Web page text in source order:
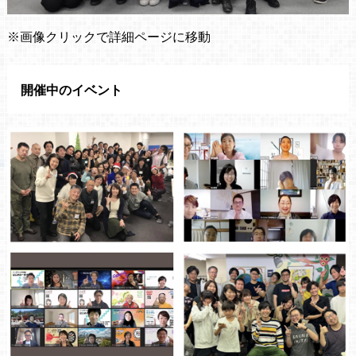
※画像クリックで詳細ページに移動
開催中のイベント